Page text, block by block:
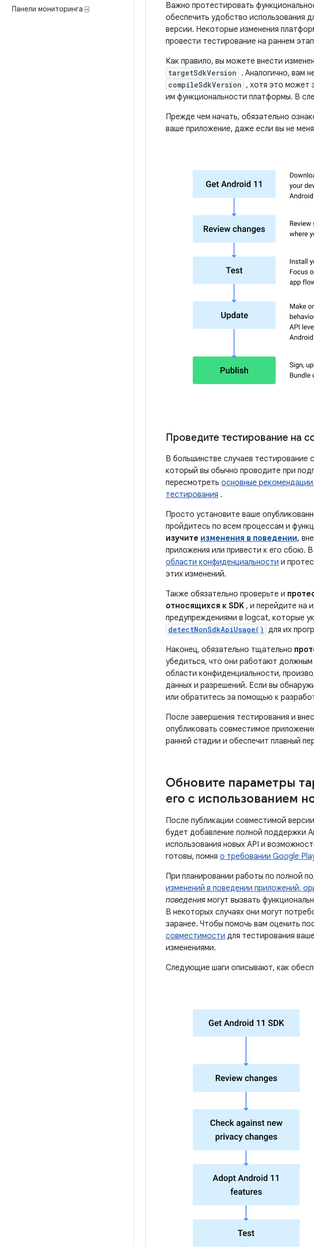
Панели мониторинга ⍈
Важно протестировать
обеспечить удобство использования
версии. Некоторые изменения
провести тестирование на раннем
Как правило, вы можете внести
targetSdkVersion . Аналогично, вам
compileSdkVersion , хотя это может
им функциональности платформы. В
Прежде чем начать, обязательно
ваше приложение, даже если вы не
Проведите тестирование на
В большинстве случаев тестирование
который вы обычно проводите при
пересмотреть основные
тестирования .
Просто установите ваше
пройдитесь по всем процессам и
изучите изменения в поведении,
приложения или привести к его сбою.
области конфиденциальности и
этих изменений.
Также обязательно проверьте и
относящихся к SDK , и перейдите на
предупреждениями в logcat, которые
detectNonSdkApiUsage() для их
Наконец, обязательно тщательно
убедиться, что они работают
области конфиденциальности,
данных и разрешений. Если вы
или обратитесь за помощью к
После завершения тестирования и
опубликовать совместимое
ранней стадии и обеспечит плавный
Обновите параметры
его с использованием
После публикации совместимой
будет добавление полной поддержки
использования новых API и
готовы, помня о требовании Google
При планировании работы по полной
изменений в поведении приложений,
поведения могут вызвать
В некоторых случаях они могут
заранее. Чтобы помочь вам оценить
совместимости для тестирования
изменениями.
Следующие шаги описывают, как